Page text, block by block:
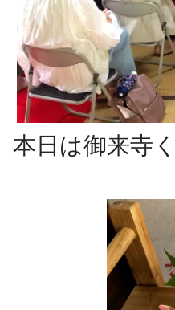
本日は御来寺